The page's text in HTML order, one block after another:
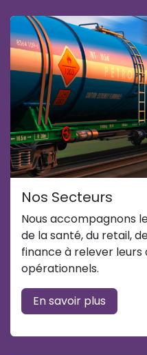
Nos Secteurs
Nous accompagnons
de la santé, du retail,
finance à relever
opérationnels.
En savoir plus